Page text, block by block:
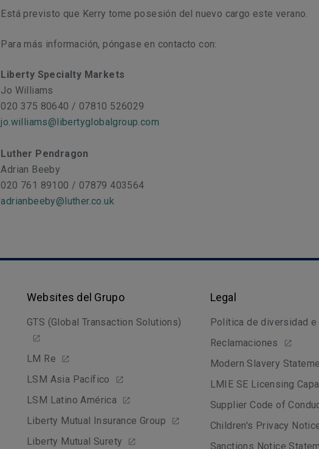
Está previsto que Kerry tome posesión del nuevo cargo este verano.
Para más información, póngase en contacto con:
Liberty Specialty Markets
Jo Williams
020 375 80640 / 07810 526029
jo.williams@libertyglobalgroup.com
Luther Pendragon
Adrian Beeby
020 761 89100 / 07879 403564
adrianbeeby@luther.co.uk
Websites del Grupo
GTS (Global Transaction Solutions)
LM Re
LSM Asia Pacífico
LSM Latino América
Liberty Mutual Insurance Group
Liberty Mutual Surety
Legal
Política de diversidad e
Reclamaciones
Modern Slavery
LMIE SE Licensing
Supplier Code of
Children's Privacy
Sanctions Notice